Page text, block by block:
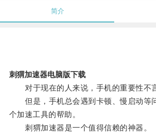
简介
刺猬加速器电脑版下载
对于现在的人来说，手机的重要性不言
但是，手机总会遇到卡顿、慢启动等
个加速工具的帮助。
刺猬加速器是一个值得信赖的神器。